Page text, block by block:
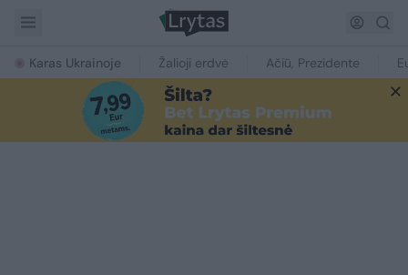
Karas Ukrainoje Žalioji erdvė Ačiū, Prezidente